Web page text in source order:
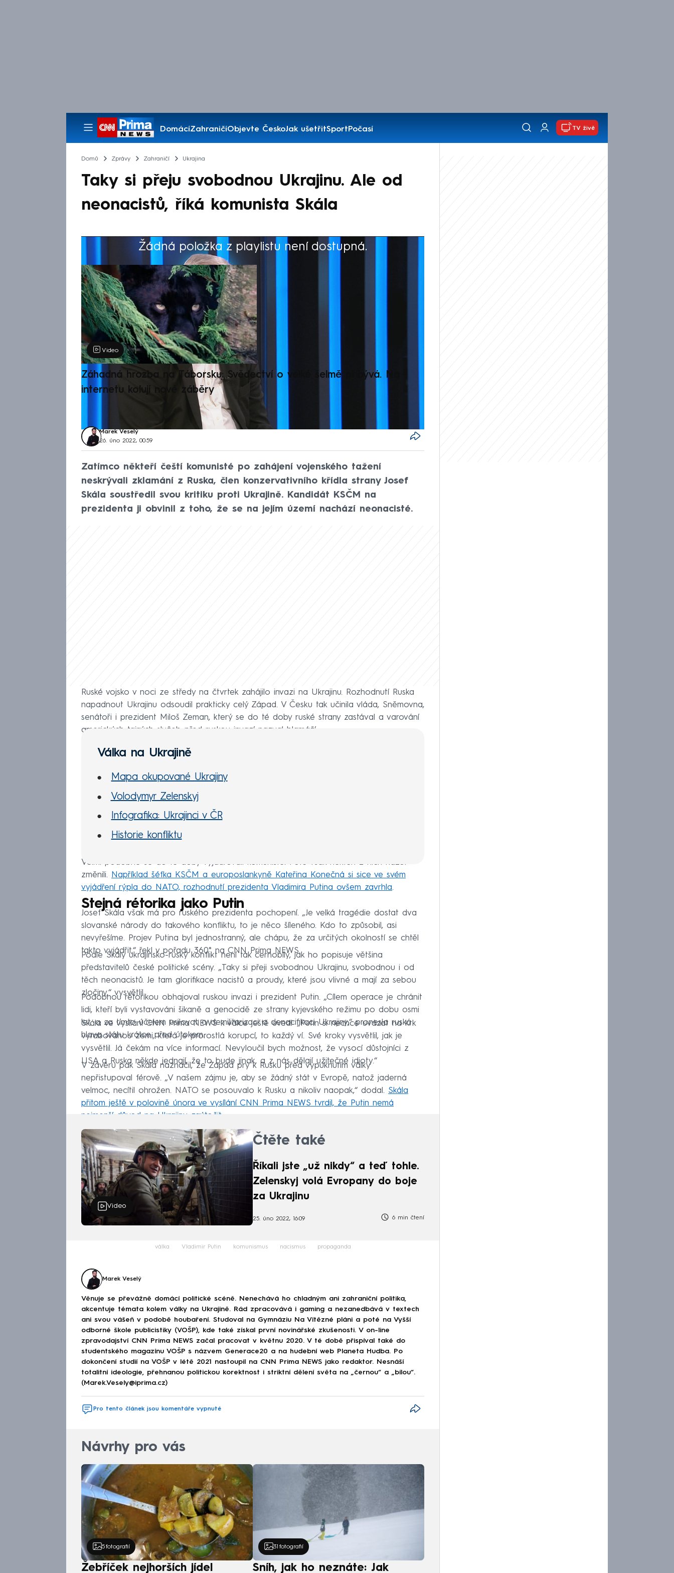
DomácíZahraničíObjevte ČeskoJak ušetřitSportPočasí
Pořady
TV živě
Domů Zprávy Zahraničí Ukrajina
Taky si přeju svobodnou Ukrajinu. Ale od
neonacistů, říká komunista Skála
Žádná položka z playlistu není dostupná.
Výběr redakce
Video
Záhadná hrozba na Táborsku: Svědectví o velké šelmě přibývá. Na
internetu kolují nové záběry
Marek Veselý
26. úno 2022, 00:59
Zatímco někteří čeští komunisté po zahájení vojenského tažení
neskrývali zklamání z Ruska, člen konzervativního křídla strany Josef
Skála soustředil svou kritiku proti Ukrajině. Kandidát KSČM na
prezidenta ji obvinil z toho, že se na jejím území nachází neonacisté.
Ruské vojsko v noci ze středy na čtvrtek zahájilo invazi na Ukrajinu. Rozhodnutí Ruska
napadnout Ukrajinu odsoudil prakticky celý Západ. V Česku tak učinila vláda, Sněmovna,
senátoři i prezident Miloš Zeman, který se do té doby ruské strany zastával a varování
amerických tajných služeb před ruskou invazí nazval blamáží.
Válka na Ukrajině
Mapa okupované Ukrajiny
Volodymyr Zelenskyj
Infografika: Ukrajinci v ČR
Historie konfliktu
Velmi podobně se do té doby vyjadřovali komunisté. Poté však někteří z nich názor
změnili. Například šéfka KSČM a europoslankyně Kateřina Konečná si sice ve svém
vyjádření rýpla do NATO, rozhodnutí prezidenta Vladimira Putina ovšem zavrhla.
Stejná rétorika jako Putin
Josef Skála však má pro ruského prezidenta pochopení. „Je velká tragédie dostat dva
slovanské národy do takového konfliktu, to je něco šíleného. Kdo to způsobil, asi
nevyřešíme. Projev Putina byl jednostranný, ale chápu, že za určitých okolností se chtěl
takto vyjádřit,“ řekl v pořadu 360° na CNN Prima NEWS.
Podle Skály ukrajinsko-ruský konflikt není tak černobílý, jak ho popisuje většina
představitelů české politické scény. „Taky si přeji svobodnou Ukrajinu, svobodnou i od
těch neonacistů. Je tam glorifikace nacistů a proudy, které jsou vlivné a mají za sebou
zločiny,“ vysvětlil.
Podobnou rétorikou obhajoval ruskou invazi i prezident Putin. „Cílem operace je chránit
lidi, kteří byli vystavováni šikaně a genocidě ze strany kyjevského režimu po dobu osmi
let, a za tímto účelem usilovat o demilitarizaci a denacifikaci Ukrajiny,“ pronesla ruská
hlava státu krátce před útokem.
Skála ve vysílání CNN Prima NEWS k válce ještě uvedl: „Putin si nechce uvázat na krk
vyrabovanou zemi, která je prorostlá korupcí, to každý ví. Své kroky vysvětlil, jak je
vysvětlil. Já čekám na více informací. Nevyloučil bych možnost, že vysocí důstojníci z
USA a Ruska někde jednají, že to bude jinak, a z nás dělají užitečné idioty.“
V závěru pak Skála naznačil, že Západ prý k Rusku před vypuknutím války
nepřistupoval férově. „V našem zájmu je, aby se žádný stát v Evropě, natož jaderná
velmoc, necítil ohrožen. NATO se posouvalo k Rusku a nikoliv naopak,“ dodal. Skála
přitom ještě v polovině února ve vysílání CNN Prima NEWS tvrdil, že Putin nemá
nejmenší důvod na Ukrajinu zaútočit.
Video
Čtěte také
Říkali jste „už nikdy“ a teď tohle.
Zelenskyj volá Evropany do boje
za Ukrajinu
25. úno 2022, 16:09 6 min čtení
válka Vladimir Putin komunismus nacismus propaganda
Marek Veselý
Věnuje se převážně domácí politické scéně. Nenechává ho chladným ani zahraniční politika,
akcentuje témata kolem války na Ukrajině. Rád zpracovává i gaming a nezanedbává v textech
ani svou vášeň v podobě houbaření. Studoval na Gymnáziu Na Vítězné pláni a poté na Vyšší
odborné škole publicistiky (VOŠP), kde také získal první novinářské zkušenosti. V on-line
zpravodajství CNN Prima NEWS začal pracovat v květnu 2020. V té době přispíval také do
studentského magazínu VOŠP s názvem Generace20 a na hudební web Planeta Hudba. Po
dokončení studií na VOŠP v létě 2021 nastoupil na CNN Prima NEWS jako redaktor. Nesnáší
totalitní ideologie, přehnanou politickou korektnost i striktní dělení světa na „černou“ a „bílou“.
(Marek.Vesely@iprima.cz)
Pro tento článek jsou komentáře vypnuté
Návrhy pro vás
5 fotografií
Žebříček nejhorších jídel
31 fotografií
Sníh, jak ho neznáte: Jak